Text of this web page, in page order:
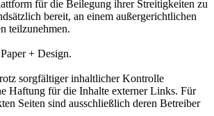
für die Beilegung ihrer Streitigkeiten zu
bereit, an einem außergerichtlichen
teilzunehmen.
+ Design.
sorgfältiger inhaltlicher Kontrolle
Haftung für die Inhalte externer Links. Für
Seiten sind ausschließlich deren Betreiber